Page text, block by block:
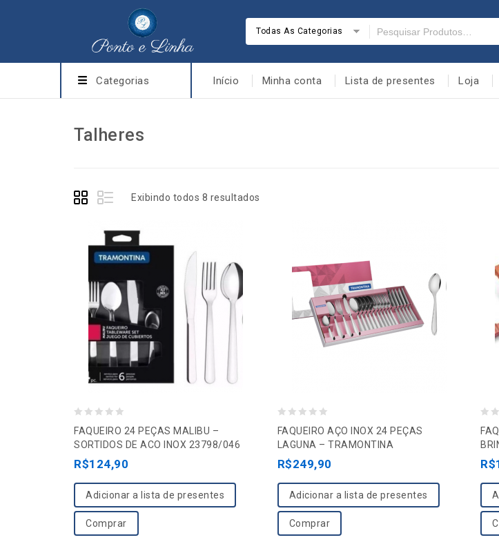
Todas As Categorias
Categorias Início Minha conta Lista de presentes Loja
Talheres
Exibindo todos 8 resultados
o
u
f
FAQUEIRO 24 PEÇAS MALIBU –
SORTIDOS DE ACO INOX 23798/046
R$124,90
Adicionar a lista de presentes
Comprar
o
u
f
FAQUEIRO AÇO INOX 24 PEÇAS
LAGUNA – TRAMONTINA
R$249,90
Adicionar a lista de presentes
Comprar
o
u
f
R$